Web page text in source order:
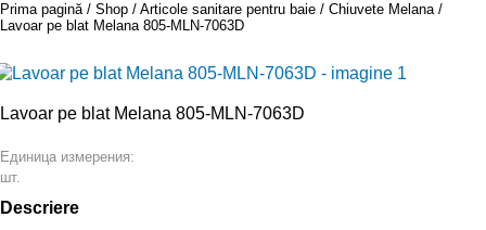
Prima pagină Shop Articole sanitare pentru baie
Chiuvete Melana
Lavoar pe blat Melana 805-MLN-7063D
Lavoar pe blat Melana 805-MLN-7063D
Единица измерения:
шт.
Descriere